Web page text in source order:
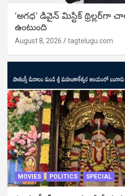
‘అగధ’ డివైన్ మిస్టిక్ థ్రిల్లర్‌గా
ఉంటుంది
August 8, 2026 tagtelugu.com
MOVIES POLITICS SPECIAL